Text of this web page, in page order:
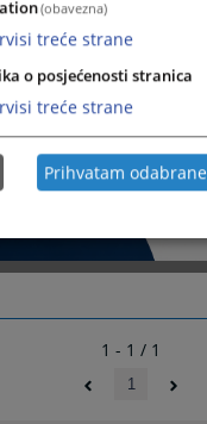
1 - 1 / 1
1
(obavezna)
treće strane
o posjećenosti stranica
treće strane
Prihvatam odabrane